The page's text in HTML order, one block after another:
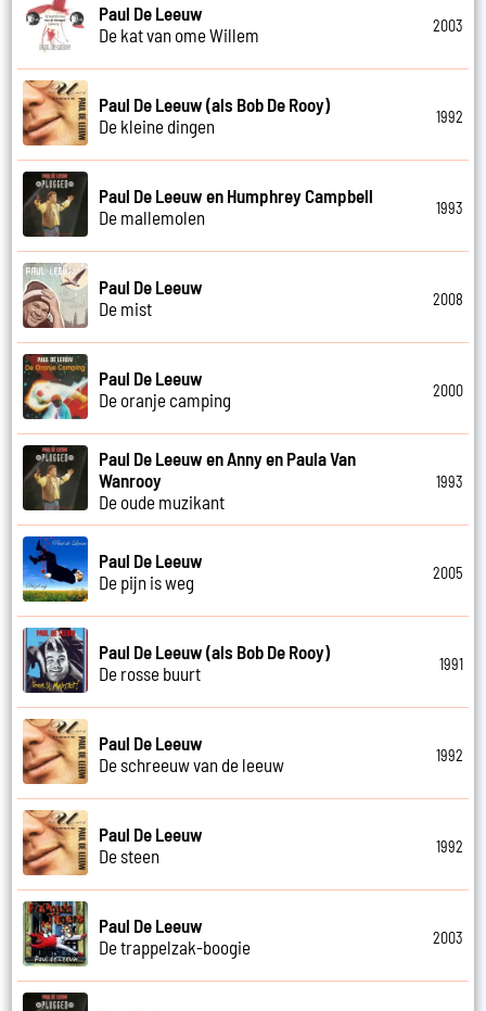
Paul De Leeuw
De kat van ome Willem
2003
Paul De Leeuw (als Bob De Rooy)
De kleine dingen
1992
Paul De Leeuw en Humphrey Campbell
De mallemolen
1993
Paul De Leeuw
De mist
2008
Paul De Leeuw
De oranje camping
2000
Paul De Leeuw en Anny en Paula Van
Wanrooy
De oude muzikant
1993
Paul De Leeuw
De pijn is weg
2005
Paul De Leeuw (als Bob De Rooy)
De rosse buurt
1991
Paul De Leeuw
De schreeuw van de leeuw
1992
Paul De Leeuw
De steen
1992
Paul De Leeuw
De trappelzak-boogie
2003